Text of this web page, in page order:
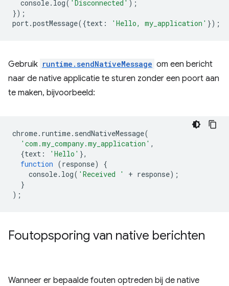
console. log( 'Disconnected' );
});
port.postMessage({text : 'Hello, my_application' });
Gebruik runtime.sendNativeMessage om een ​​bericht
naar de native applicatie te sturen zonder een poort aan
te maken, bijvoorbeeld:
chrome. runtime. sendNativeMessage(
'com.my_company.my_application' ,
{text : 'Hello' },
function (response)
{
console. log( 'Received ' + response);
}
);
Foutopsporing van native berichten
Wanneer er bepaalde fouten optreden bij de native